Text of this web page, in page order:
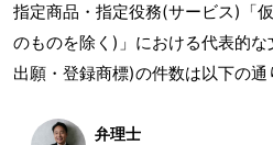
指定商品・指定役務(サービス)「
のものを除く)」における代表的
出願・登録商標)の件数は以下の通
弁理士